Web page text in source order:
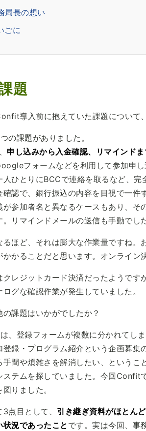
局長の想い
ごに
題
導入前に抱えていた課題について
の課題がありました。
申し込みから入金確認、リマインド
フォームなどを利用して参加申
人ひとりにBCCで連絡を取るなど、
確認で、銀行振込の内容を目視で一件
が参加者名と異なるケースもあり、そ
リマインドメールの送信も手動でした
るほど、それは膨大な作業量ですね。
かかることだと思います。オンライン
クレジットカード決済だったようです
グな確認作業が発生していました。
の課題はいかがでしたか？
、登録フォームが複数に分かれてし
登録・プログラム紹介という企画募
手間や煩雑さを解消したい、というこ
ステムを探していました。今回Confit
りました。
3点目として、 引き継ぎ資料がほとん
状況であったこと です。実は今回、事